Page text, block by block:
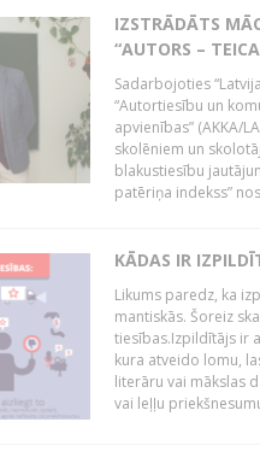
IZSTRĀDĀTS
“AUTORS –
Sadarbojoties
“Autortiesību un
apvienības” (AKKA/
skolēniem un
blakustiesību
patēriņa indekss”
KĀDAS IR
Likums paredz, ka
mantiskās. Šoreiz
tiesības.Izpildītājs ir
kura atveido lomu,
literāru vai mākslas
vai leļļu